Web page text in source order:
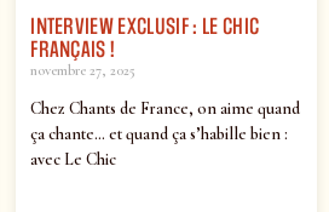
INTERVIEW EXCLUSIF : LE CHIC
FRANÇAIS !
novembre 27, 2025
Chez Chants de France, on aime quand
ça chante… et quand ça s’habille bien :
avec Le Chic